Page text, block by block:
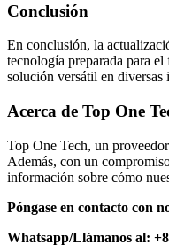
Conclusión
En conclusión, la
tecnología preparada para
solución versátil en
Acerca de Top One
Top One Tech, un
Además, con un
información sobre cómo
Póngase en contacto con
Whatsapp/Llámanos al: